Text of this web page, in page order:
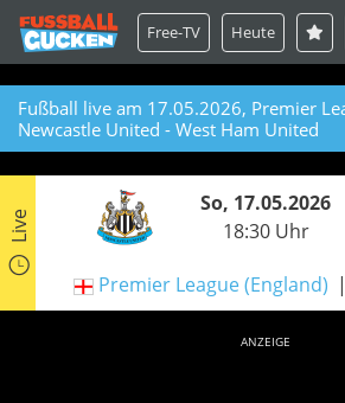
Free-TV Heute
Fußball live am 17.05.2026, Premier
Newcastle United - West Ham United
Live
So, 17.05.2026
18:30 Uhr
Premier League (England)
ANZEIGE